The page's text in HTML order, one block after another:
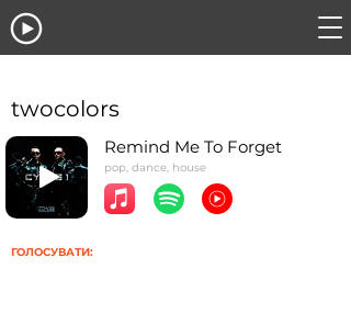
twocolors
Remind Me To Forget
pop, dance, house
ГОЛОСУВАТИ: